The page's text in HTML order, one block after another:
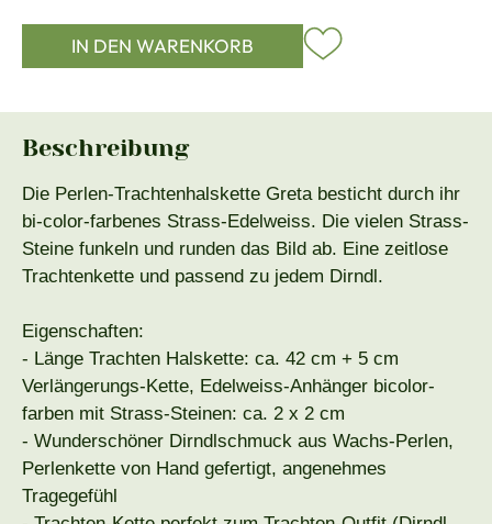
IN DEN WARENKORB
Beschreibung
Die Perlen-Trachtenhalskette Greta besticht durch ihr
bi-color-farbenes Strass-Edelweiss. Die vielen Strass-
Steine funkeln und runden das Bild ab. Eine zeitlose
Trachtenkette und passend zu jedem Dirndl.
Eigenschaften:
- Länge Trachten Halskette: ca. 42 cm + 5 cm
Verlängerungs-Kette, Edelweiss-Anhänger bicolor-
farben mit Strass-Steinen: ca. 2 x 2 cm
- Wunderschöner Dirndlschmuck aus Wachs-Perlen,
Perlenkette von Hand gefertigt, angenehmes
Tragegefühl